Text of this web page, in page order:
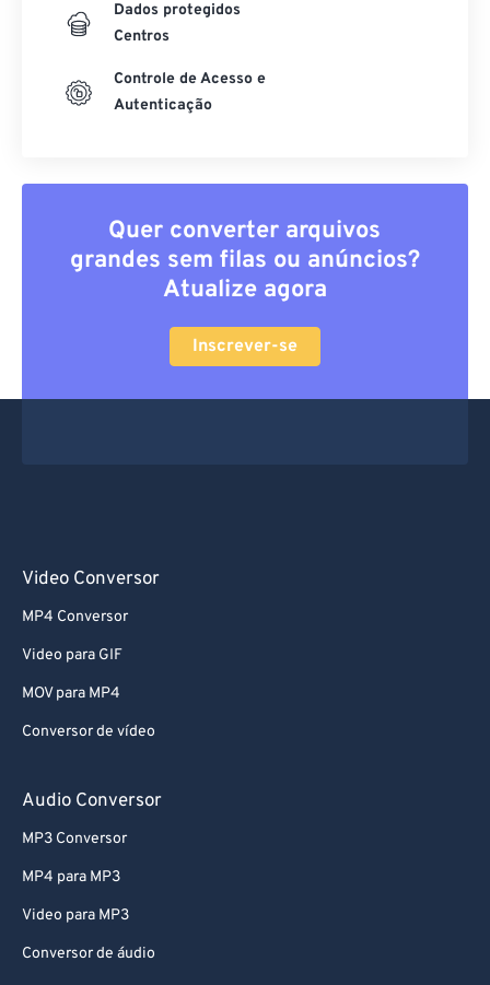
Dados protegidos
Centros
Controle de Acesso e
Autenticação
Quer converter arquivos
grandes sem filas ou anúncios?
Atualize agora
Inscrever-se
Video Conversor
MP4 Conversor
Video para GIF
MOV para MP4
Conversor de vídeo
Audio Conversor
MP3 Conversor
MP4 para MP3
Video para MP3
Conversor de áudio